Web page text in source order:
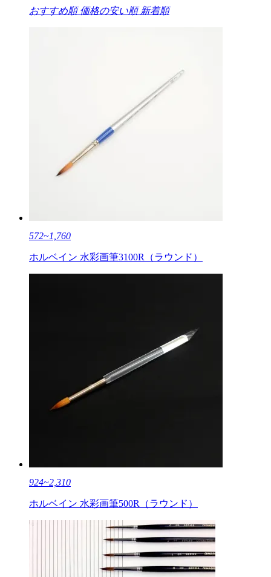
おすすめ順 価格の安い順 新着順
572~1,760
ホルベイン 水彩画筆3100R（ラウンド）
924~2,310
ホルベイン 水彩画筆500R（ラウンド）